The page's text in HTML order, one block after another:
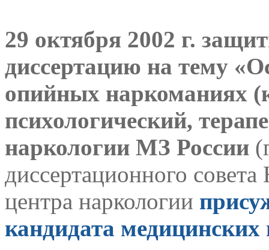
29 октября 2002 г.
диссертацию на тему
опийных наркоманиях
психологический,
наркологии МЗ России
диссертационного
центра наркологии
кандидата медицинских